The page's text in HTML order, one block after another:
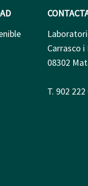
Carrasco
08302
T. 902 222